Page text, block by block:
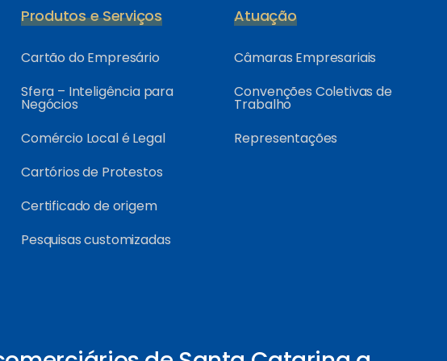
Produtos e Serviços
Cartão do Empresário
Sfera – Inteligência para
Negócios
Comércio Local é Legal
Cartórios de Protestos
Certificado de origem
Pesquisas customizadas
Atuação
Câmaras Empresariais
Convenções Coletivas de
Trabalho
Representações